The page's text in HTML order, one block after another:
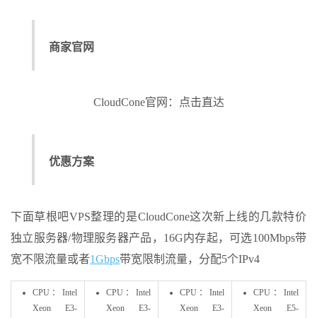
商家官网
CloudCone官网：点击直达
优惠方案
下面草根吧VPS整理的是CloudCone这次新上线的几款特价
独立服务器/物理服务器产品，16G内存起，可选100Mbps带
宽不限流量或者1Gbps带宽限制流量，分配5个IPv4
CPU：Intel
Xeon E3-
CPU：Intel
Xeon E3-
CPU：Intel
Xeon E3-
CPU：Intel
Xeon E5-